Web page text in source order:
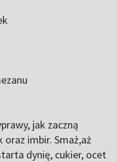
jak zaczną
oraz imbir. Smaż,aż
dynię, cukier, ocet